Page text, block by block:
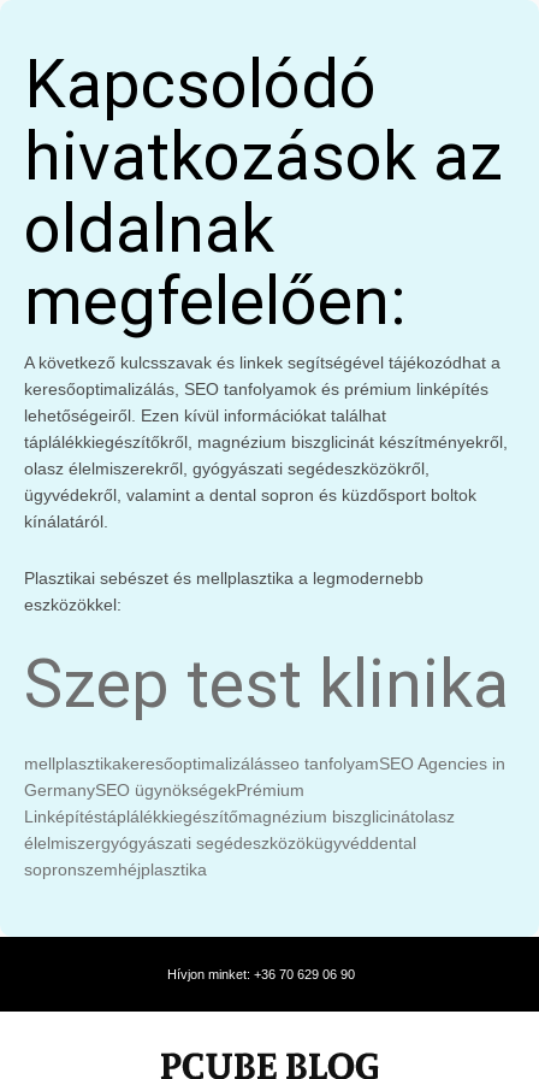
Kapcsolódó
hivatkozások az
oldalnak
megfelelően:
A következő kulcsszavak és linkek segítségével tájékozódhat a
keresőoptimalizálás, SEO tanfolyamok és prémium linképítés
lehetőségeiről. Ezen kívül információkat találhat
táplálékkiegészítőkről, magnézium biszglicinát készítményekről,
olasz élelmiszerekről, gyógyászati segédeszközökről,
ügyvédekről, valamint a dental sopron és küzdősport boltok
kínálatáról.
Plasztikai sebészet és mellplasztika a legmodernebb
eszközökkel:
Szep test klinika
mellplasztikakeresőoptimalizálásseo tanfolyamSEO Agencies in
GermanySEO ügynökségekPrémium
Linképítéstáplálékkiegészítőmagnézium biszglicinátolasz
élelmiszergyógyászati segédeszközökügyvéddental
sopronszemhéjplasztika
Hívjon minket: +36 70 629 06 90